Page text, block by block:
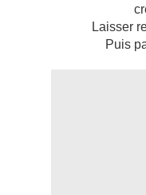
Laisser
Puis